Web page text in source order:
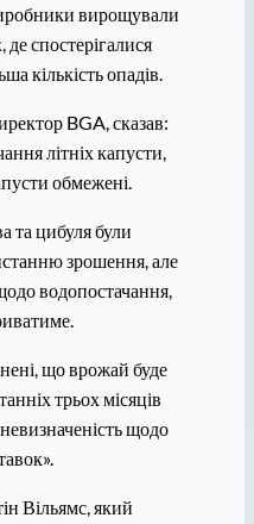
вирощували
де спостерігалися
кількість опадів.
BGA, сказав:
літніх капусти,
обмежені.
та цибуля були
зрошення, але
водопостачання,
що врожай буде
трьох місяців
щодо
Вільямс, який